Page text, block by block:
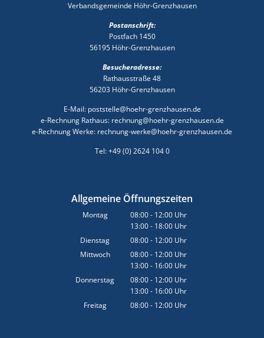
Verbandsgemeinde Höhr-Grenzhausen
Postanschrift:
Postfach 1450
56195 Höhr-Grenzhausen
Besucheradresse:
Rathausstraße 48
56203 Höhr-Grenzhausen
E-Mail: poststelle@hoehr-grenzhausen.de
e-Rechnung Rathaus: rechnung@hoehr-grenzhausen.de
e-Rechnung Werke: rechnung-werke@hoehr-grenzhausen.de
Tel: +49 (0) 2624 104 0
Allgemeine Öffnungszeiten
Montag 08:00- 12:00 Uhr
Von 08:00 bis 12:00 Uhr
13:00- 18:00 Uhr
Von 13:00 bis 18:00 Uhr
Dienstag 08:00- 12:00 Uhr
Von 08:00 bis 12:00 Uhr
Mittwoch 08:00- 12:00 Uhr
Von 08:00 bis 12:00 Uhr
13:00- 16:00 Uhr
Von 13:00 bis 16:00 Uhr
Donnerstag 08:00- 12:00 Uhr
Von 08:00 bis 12:00 Uhr
13:00- 16:00 Uhr
Von 13:00 bis 16:00 Uhr
Freitag 08:00- 12:00 Uhr